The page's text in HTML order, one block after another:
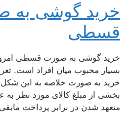
خرید گوشی به
قسطی
خرید گوشی به صورت قسطی
بسیار محبوب میان افراد است.
خرید به صورت خلاصه به این
بخشی از مبلغ کالای مورد نظر به
متعهد شدن در برابر پرداخت